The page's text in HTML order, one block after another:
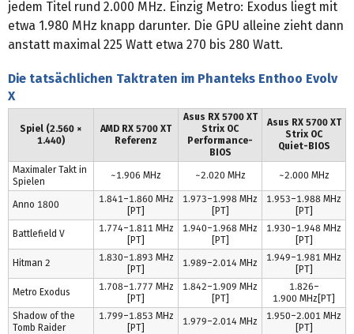
jedem Titel rund 2.000 MHz. Einzig Metro: Exodus liegt mit
etwa 1.980 MHz knapp darunter. Die GPU alleine zieht dann
anstatt maximal 225 Watt etwa 270 bis 280 Watt.
Die tatsächlichen Taktraten im Phanteks Enthoo Evolv
X
Spiel (2.560 ×
1.440)
AMD RX 5700 XT
Referenz
Asus RX 5700 XT
Strix OC
Performance-
BIOS
Asus RX 5700 XT
Strix OC
Quiet-BIOS
Maximaler Takt in
Spielen
~1.906 MHz ~2.020 MHz ~2.000 MHz
Anno 1800
1.841–1.860 MHz
[PT]
1.973–1.998 MHz
[PT]
1.953–1.988 MHz
[PT]
Battlefield V
1.774–1.811 MHz
[PT]
1.940–1.968 MHz
[PT]
1.930–1.948 MHz
[PT]
Hitman 2
1.830–1.893 MHz
[PT]
1.989–2.014 MHz
1.949–1.981 MHz
[PT]
Metro Exodus
1.708–1.777 MHz
[PT]
1.842–1.909 MHz
[PT]
1.826–
1.900 MHz[PT]
Shadow of the
Tomb Raider
1.799–1.853 MHz
[PT]
1.979–2.014 MHz
1.950–2.001 MHz
[PT]